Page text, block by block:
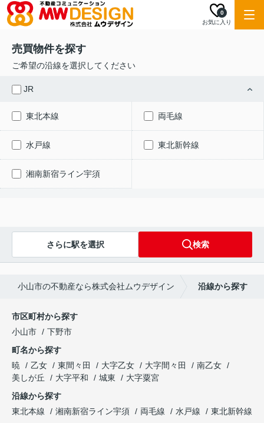
お気に入り
0
売買物件を探す
ご希望の沿線を選択してください
JR
東北本線 両毛線
水戸線 東北新幹線
湘南新宿ライン宇須
さらに駅を選択 検索
小山市の不動産なら株式会社ムウデザイン 沿線から探す
市区町村から探す
小山市
下野市
町名から探す
暁
乙女 東間々田 大字乙女 大字間々田
南乙女
美しが丘
大字平和 城東
大字粟宮
沿線から探す
東北本線
湘南新宿ライン宇須 両毛線 水戸線
東北新幹線